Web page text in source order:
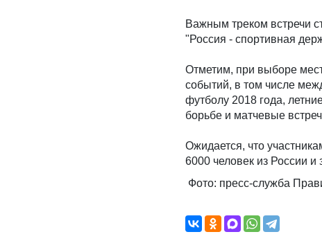
Важным треком встречи
"Россия - спортивная
Отметим, при выборе
событий, в том числе
футболу 2018 года,
борьбе и матчевые
Ожидается, что
6000 человек из России и
Фото: пресс-служба